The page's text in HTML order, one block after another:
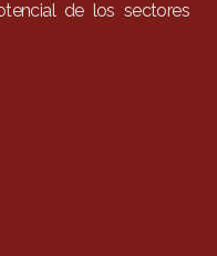
de los sectores